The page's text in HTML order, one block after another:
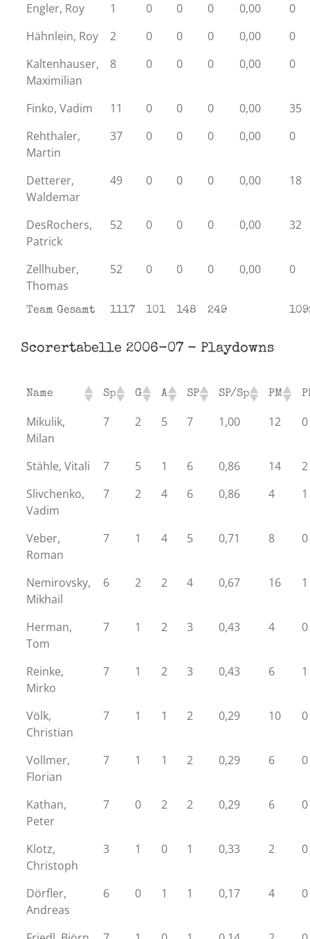
Engler, Roy 1 0 0 0 0,00
0
Hähnlein, Roy
2 0 0 0 0,00
0
Kaltenhauser,
Maximilian
8 0 0 0 0,00 0
Finko, Vadim 11 0 0 0 0,00
35
Rehthaler,
Martin
37 0 0 0 0,00 0
Detterer,
Waldemar
49 0 0 0 0,00 18
DesRochers,
Patrick
52 0 0 0 0,00 32
Zellhuber,
Thomas
52 0 0 0 0,00 0
Team Gesamt 1117 101 148 249
Scorertabelle 2006-07 - Playdowns
Name Sp G A SP SP/Sp PM
Mikulik,
Milan
7 2 5 7 1,00 12 0
Stähle, Vitali 7 5 1 6 0,86 14
2
Slivchenko,
Vadim
7 2 4 6 0,86 4 1
Veber,
Roman
7 1 4 5 0,71 8 0
Nemirovsky,
Mikhail
6 2 2 4 0,67 16 1
Herman,
Tom
7 1 2 3 0,43 4 0
Reinke,
Mirko
7 1 2 3 0,43 6 1
Völk,
Christian
7 1 1 2 0,29 10 0
Vollmer,
Florian
7 1 1 2 0,29 6 0
Kathan,
Peter
7 0 2 2 0,29 6 0
Klotz,
Christoph
3 1 0 1 0,33 2 0
Dörfler,
Andreas
6 0 1 1 0,17 4 0